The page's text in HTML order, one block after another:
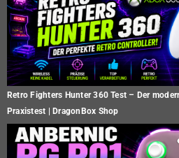
Retro Fighters Hunter 360 Test – Der
Praxistest | DragonBox Shop